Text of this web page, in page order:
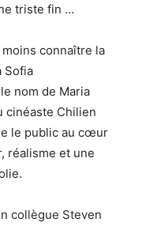
triste fin …
connaître la
Sofia
nom de Maria
cinéaste Chilien
le public au cœur
réalisme et une
collègue Steven